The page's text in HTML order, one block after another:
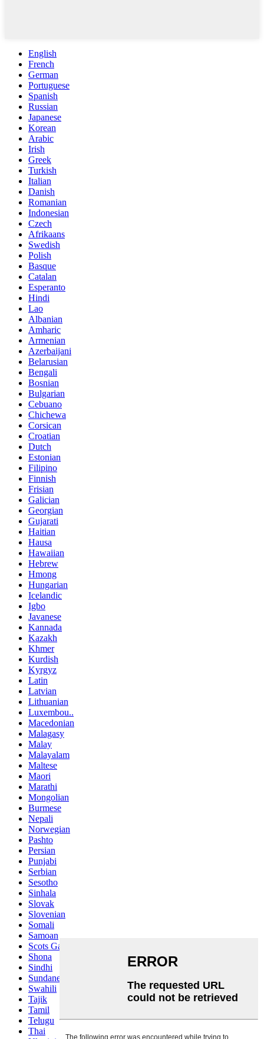
English
French
German
Portuguese
Spanish
Russian
Japanese
Korean
Arabic
Irish
Greek
Turkish
Italian
Danish
Romanian
Indonesian
Czech
Afrikaans
Swedish
Polish
Basque
Catalan
Esperanto
Hindi
Lao
Albanian
Amharic
Armenian
Azerbaijani
Belarusian
Bengali
Bosnian
Bulgarian
Cebuano
Chichewa
Corsican
Croatian
Dutch
Estonian
Filipino
Finnish
Frisian
Galician
Georgian
Gujarati
Haitian
Hausa
Hawaiian
Hebrew
Hmong
Hungarian
Icelandic
Igbo
Javanese
Kannada
Kazakh
Khmer
Kurdish
Kyrgyz
Latin
Latvian
Lithuanian
Luxembou..
Macedonian
Malagasy
Malay
Malayalam
Maltese
Maori
Marathi
Mongolian
Burmese
Nepali
Norwegian
Pashto
Persian
Punjabi
Serbian
Sesotho
Sinhala
Slovak
Slovenian
Somali
Samoan
Scots Gaelic
Shona
Sindhi
Sundanese
Swahili
Tajik
Tamil
Telugu
Thai